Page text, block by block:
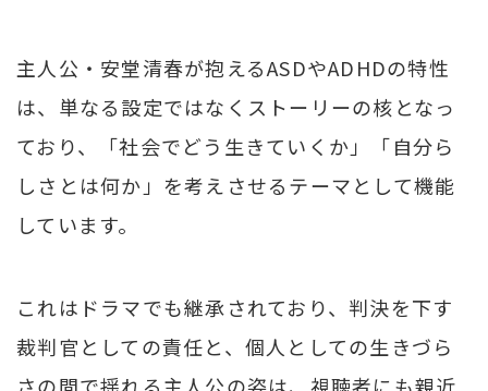
主人公・安堂清春が抱えるASDやADHDの特性
は、単なる設定ではなくストーリーの核となっ
ており、「社会でどう生きていくか」「自分ら
しさとは何か」を考えさせるテーマとして機能
しています。
これはドラマでも継承されており、判決を下す
裁判官としての責任と、個人としての生きづら
さの間で揺れる主人公の姿は、視聴者にも親近